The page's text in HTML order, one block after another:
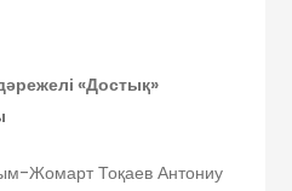
«Достық»
Жомарт Тоқаев Антониу